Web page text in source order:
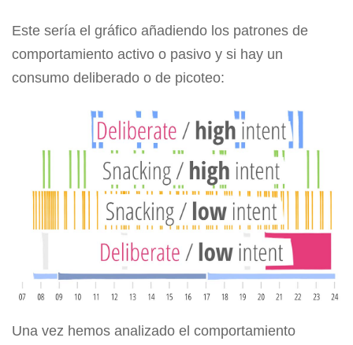
Este sería el gráfico añadiendo los patrones de
comportamiento activo o pasivo y si hay un
consumo deliberado o de picoteo:
Una vez hemos analizado el comportamiento